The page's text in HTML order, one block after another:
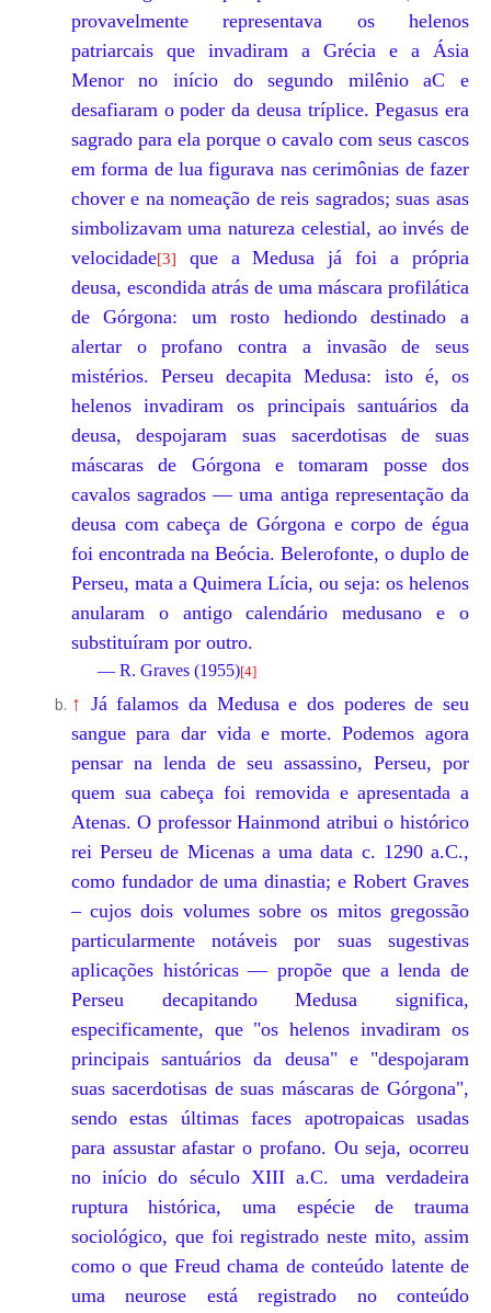
provavelmente representava os helenos
patriarcais que invadiram a Grécia e a Ásia
Menor no início do segundo milênio aC e
desafiaram o poder da deusa tríplice. Pegasus era
sagrado para ela porque o cavalo com seus cascos
em forma de lua figurava nas cerimônias de fazer
chover e na nomeação de reis sagrados; suas asas
simbolizavam uma natureza celestial, ao invés de
velocidade[3]
que a Medusa já foi a própria
deusa, escondida atrás de uma máscara profilática
de Górgona: um rosto hediondo destinado a
alertar o profano contra a invasão de seus
mistérios. Perseu decapita Medusa: isto é, os
helenos invadiram os principais santuários da
deusa, despojaram suas sacerdotisas de suas
máscaras de Górgona e tomaram posse dos
cavalos sagrados — uma antiga representação da
deusa com cabeça de Górgona e corpo de égua
foi encontrada na Beócia. Belerofonte, o duplo de
Perseu, mata a Quimera Lícia, ou seja: os helenos
anularam o antigo calendário medusano e o
substituíram por outro.
— R. Graves (1955)[4]
↑ Já falamos da Medusa e dos poderes de seu
sangue para dar vida e morte. Podemos agora
pensar na lenda de seu assassino, Perseu, por
quem sua cabeça foi removida e apresentada a
Atenas. O professor Hainmond atribui o histórico
rei Perseu de Micenas a uma data c. 1290 a.C.,
como fundador de uma dinastia; e Robert Graves
– cujos dois volumes sobre os mitos gregossão
particularmente notáveis por suas sugestivas
aplicações históricas — propõe que a lenda de
Perseu decapitando Medusa significa,
especificamente, que "os helenos invadiram os
principais santuários da deusa" e "despojaram
suas sacerdotisas de suas máscaras de Górgona",
sendo estas últimas faces apotropaicas usadas
para assustar afastar o profano. Ou seja, ocorreu
no início do século XIII a.C. uma verdadeira
ruptura histórica, uma espécie de trauma
sociológico, que foi registrado neste mito, assim
como o que Freud chama de conteúdo latente de
uma neurose está registrado no conteúdo